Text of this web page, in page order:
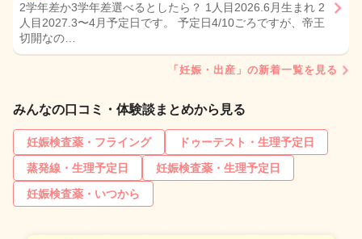
2学年差か3学年差選べるとしたら？ 1人目2026.6月生まれ 2
人目2027.3〜4月予定日です。 予定日4/10ごろですが、帝王
切開なの…
「妊娠・出産」の新着一覧を見る
みんなの口コミ・体験談まとめから見る
妊娠検査薬・フライング
ドゥーテスト・生理予定日
蒸発線・生理予定日
妊娠検査薬・生理予定日
妊娠検査薬・いつから